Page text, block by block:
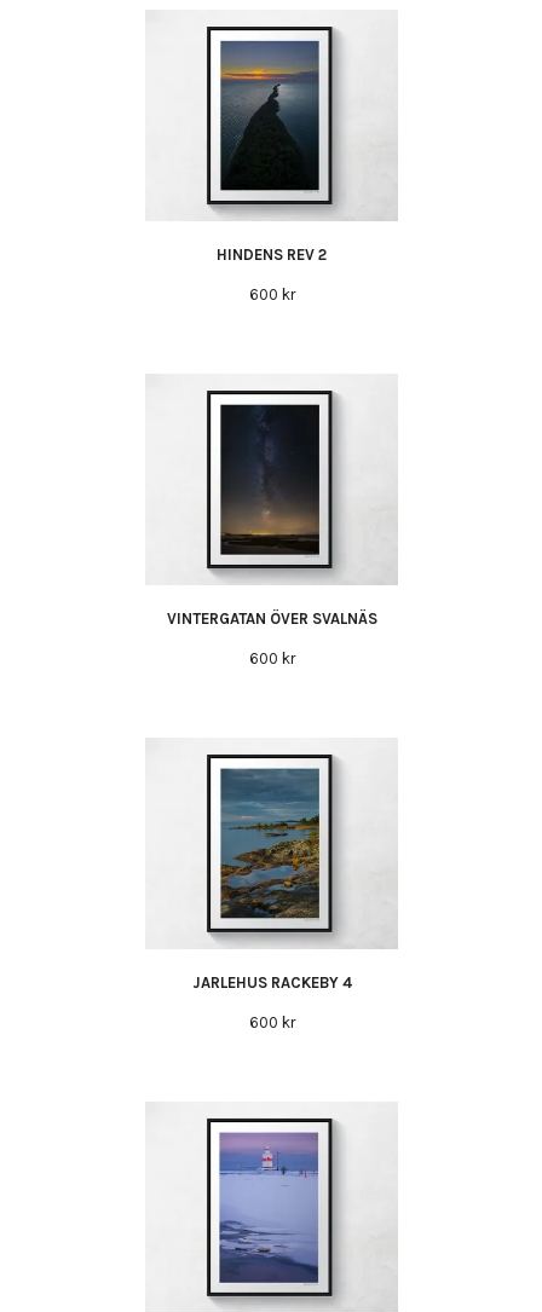
HINDENS REV 2
600 kr
VINTERGATAN ÖVER SVALNÄS
600 kr
JARLEHUS RACKEBY 4
600 kr